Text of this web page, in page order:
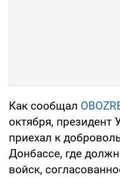
Как сообщал
октября, президент
приехал к
Донбассе, где
войск,